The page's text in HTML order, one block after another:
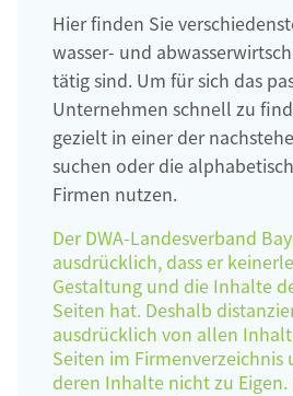
Hier finden Sie
wasser- und
tätig sind. Um für sich das
Unternehmen schnell zu
gezielt in einer der
suchen oder die
Firmen nutzen.
Der DWA-Landesverband
ausdrücklich, dass er
Gestaltung und die Inhalte
Seiten hat. Deshalb
ausdrücklich von allen
Seiten im Firmenverzeichnis
deren Inhalte nicht zu Eigen.